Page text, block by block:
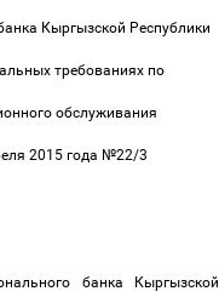
Кыргызской Республики
требованиях по
обслуживания
2015 года №22/3
банка Кыргызской